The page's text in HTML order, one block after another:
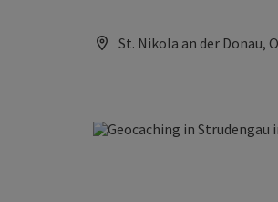
St. Nikola an der Donau,